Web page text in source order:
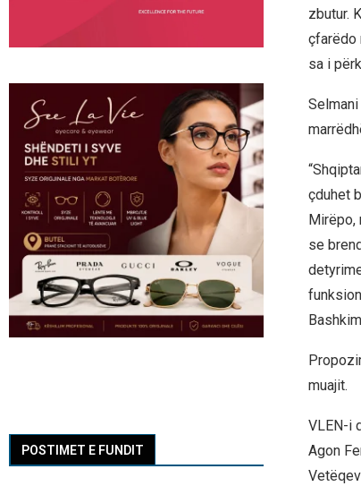
zbutur.
çfarëdo
sa i
çduhet
Mirëpo,
se
muajit.
VLEN-i
Agon
POSTIMET E FUNDIT